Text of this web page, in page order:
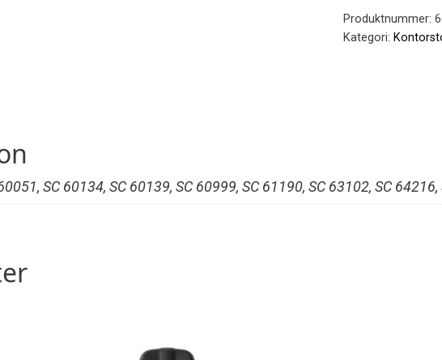
-
medium
Produktnummer:
Kategori:
SC 60134, SC 60139, SC 60999, SC 61190, SC 63102, SC